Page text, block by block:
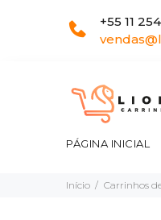
+55 11
PÁGINA INICIAL
Início Carrinhos